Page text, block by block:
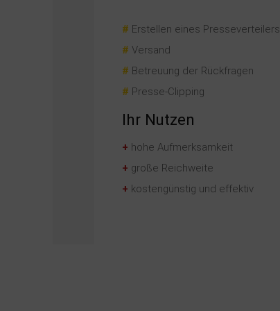
# Erstellen eines Presseverteilers
# Versand
# Betreuung der Rückfragen
# Presse-Clipping
Ihr Nutzen
+ hohe Aufmerksamkeit
+ große Reichweite
+ kostengünstig und effektiv